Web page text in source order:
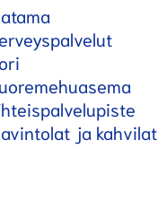
ja kahvilat